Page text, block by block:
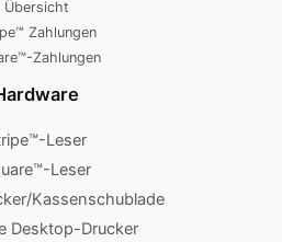
Übersicht
Zahlungen
Zahlungen
Leser
Leser
Kassenschublade
Desktop-Drucker